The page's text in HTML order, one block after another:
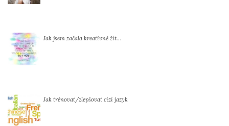
Jak jsem začala kreativně žít…
Jak trénovat/zlepšovat cizí jazyk